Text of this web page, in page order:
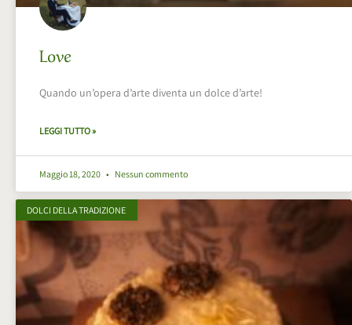
Love
Quando un’opera d’arte diventa un dolce d’arte!
LEGGI TUTTO »
Maggio 18, 2020 Nessun commento
DOLCI DELLA TRADIZIONE